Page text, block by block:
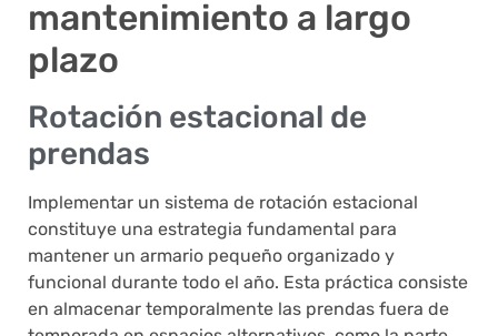
mantenimiento a largo
plazo
Rotación estacional de
prendas
Implementar un sistema de rotación estacional
constituye una estrategia fundamental para
mantener un armario pequeño organizado y
funcional durante todo el año. Esta práctica consiste
en almacenar temporalmente las prendas fuera de